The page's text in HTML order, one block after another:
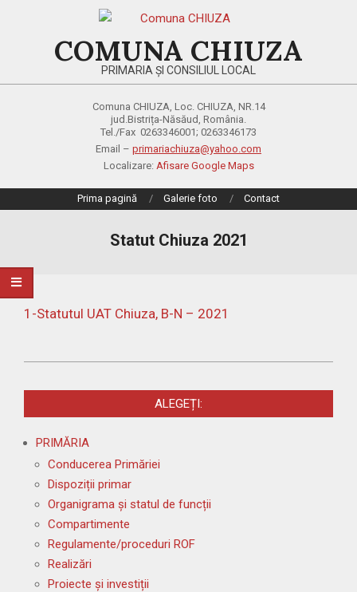
COMUNA CHIUZA
PRIMARIA ȘI CONSILIUL LOCAL
Comuna CHIUZA, Loc. CHIUZA, NR.14
jud.Bistrița-Năsăud, România.
Tel./Fax 0263346001; 0263346173
Email – primariachiuza@yahoo.com
Localizare: Afisare Google Maps
Prima pagină Galerie foto Contact
Statut Chiuza 2021
1-Statutul UAT Chiuza, B-N – 2021
11-
ALEGEȚI:
PRIMĂRIA
Conducerea Primăriei
Dispoziții primar
Organigrama și statul de funcții
Compartimente
Regulamente/proceduri ROF
Realizări
Proiecte și investiții